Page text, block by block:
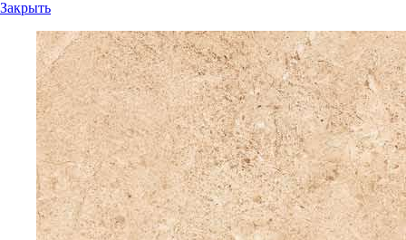
Закрыть